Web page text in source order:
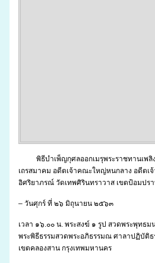
พิธีบำเพ็ญกุศลออกเมรุพระราชทานเพลิ
เถรสมาคม อดีตเจ้าคณะใหญ่หนกลาง อดีต
อิศริยาภรณ์ วัดเทพศิรินทราวาส เขตป้อมป
– วันศุกร์ ที่ ๒๖ มิถุนายน ๒๕๖๓
เวลา ๑๖.๐๐ น. พระสงฆ์ ๑ รูป สวดพระพุทธ
พระพิธีธรรมสวดพระอภิธรรมณ ศาลาปฏิบัติ
เขตคลองสาน กรุงเทพมหานคร